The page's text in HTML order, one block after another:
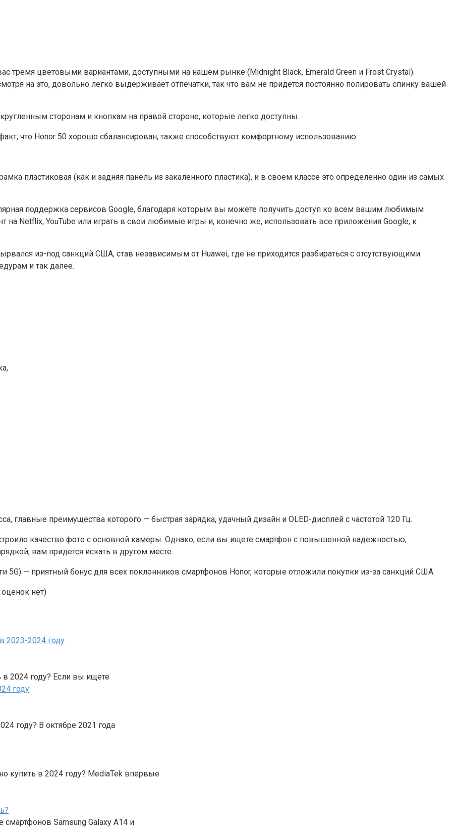
тремя цветовыми вариантами, доступными на нашем рынке (Midnight Black, Emerald Green и Frost Crystal).
на это, довольно легко выдерживает отпечатки, так что вам не придется постоянно полировать спинку вашей
сторонам и кнопкам на правой стороне, которые легко доступны.
что Honor 50 хорошо сбалансирован, также способствуют комфортному использованию.
пластиковая (как и задняя панель из закаленного пластика), и в своем классе это определенно один из самых
поддержка сервисов Google, благодаря которым вы можете получить доступ ко всем вашим любимым
Netflix, YouTube или играть в свои любимые игры и, конечно же, использовать все приложения Google, к
из-под санкций США, став независимым от Huawei, где не приходится разбираться с отсутствующими
и так далее.
главные преимущества которого — быстрая зарядка, удачный дизайн и OLED-дисплей с частотой 120 Гц.
качество фото с основной камеры. Однако, если вы ищете смартфон с повышенной надежностью,
вам придется искать в другом месте.
5G) — приятный бонус для всех поклонников смартфонов Honor, которые отложили покупки из-за санкций США.
нет)
в 2024 году? Если вы ищете
году? В октябре 2021 года
купить в 2024 году? MediaTek впервые
смартфонов Samsung Galaxy A14 и